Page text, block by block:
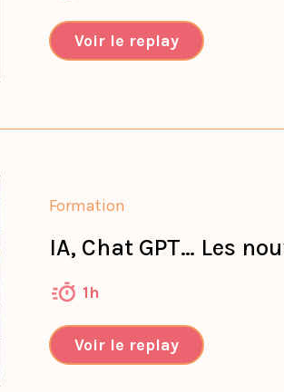
Voir le replay
Formation
IA, Chat GPT… Les
1h
Voir le replay